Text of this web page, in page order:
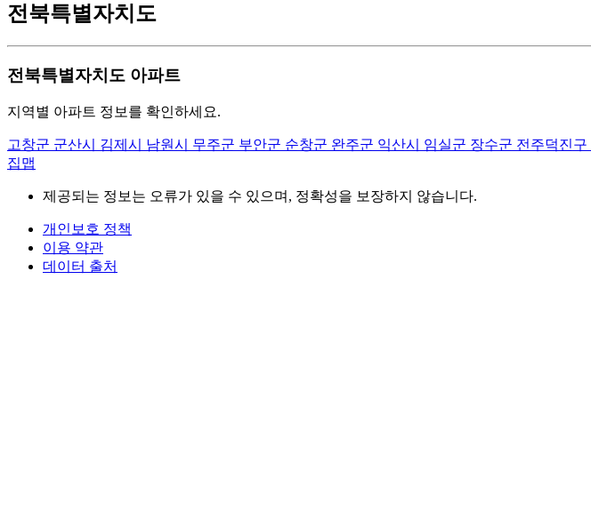
전북특별자치도
전북특별자치도 아파트
지역별 아파트 정보를 확인하세요.
고창군 군산시 김제시 남원시 무주군 부안군 순창군 완주군 익산시 임실군 장수군 전주덕진구
집맵
제공되는 정보는 오류가 있을 수 있으며, 정확성을 보장하지 않습니다.
개인보호 정책
이용 약관
데이터 출처